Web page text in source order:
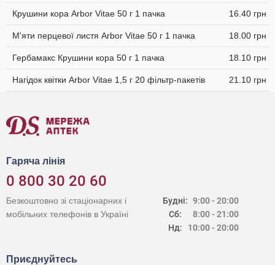
Крушини кора Arbor Vitae 50 г 1 пачка 16.40 грн
М'яти перцевої листя Arbor Vitae 50 г 1 пачка 18.00 грн
Гербамакс Крушини кора 50 г 1 пачка 18.10 грн
Нагідок квітки Arbor Vitae 1,5 г 20 фільтр-пакетів 21.10 грн
Гаряча лінія
0 800 30 20 60
Будні:
Сб:
Нд:
9:00 - 20:00
8:00 - 21:00
10:00 - 20:00
Безкоштовно зі стаціонарних і
мобільних телефонів в Україні
Приєднуйтесь